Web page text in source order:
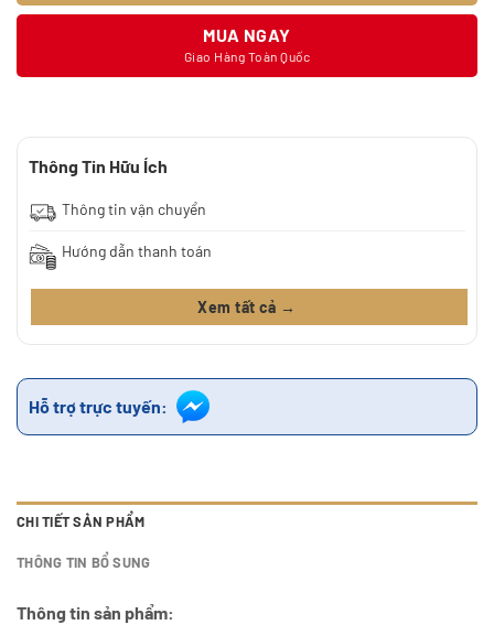
MUA NGAY
Giao Hàng Toàn Quốc
Thông Tin Hữu Ích
Thông tin vận chuyển
Hướng dẫn thanh toán
Xem tất cả →
Hỗ trợ trực tuyến:
CHI TIẾT SẢN PHẨM
THÔNG TIN BỔ SUNG
Thông tin sản phẩm: